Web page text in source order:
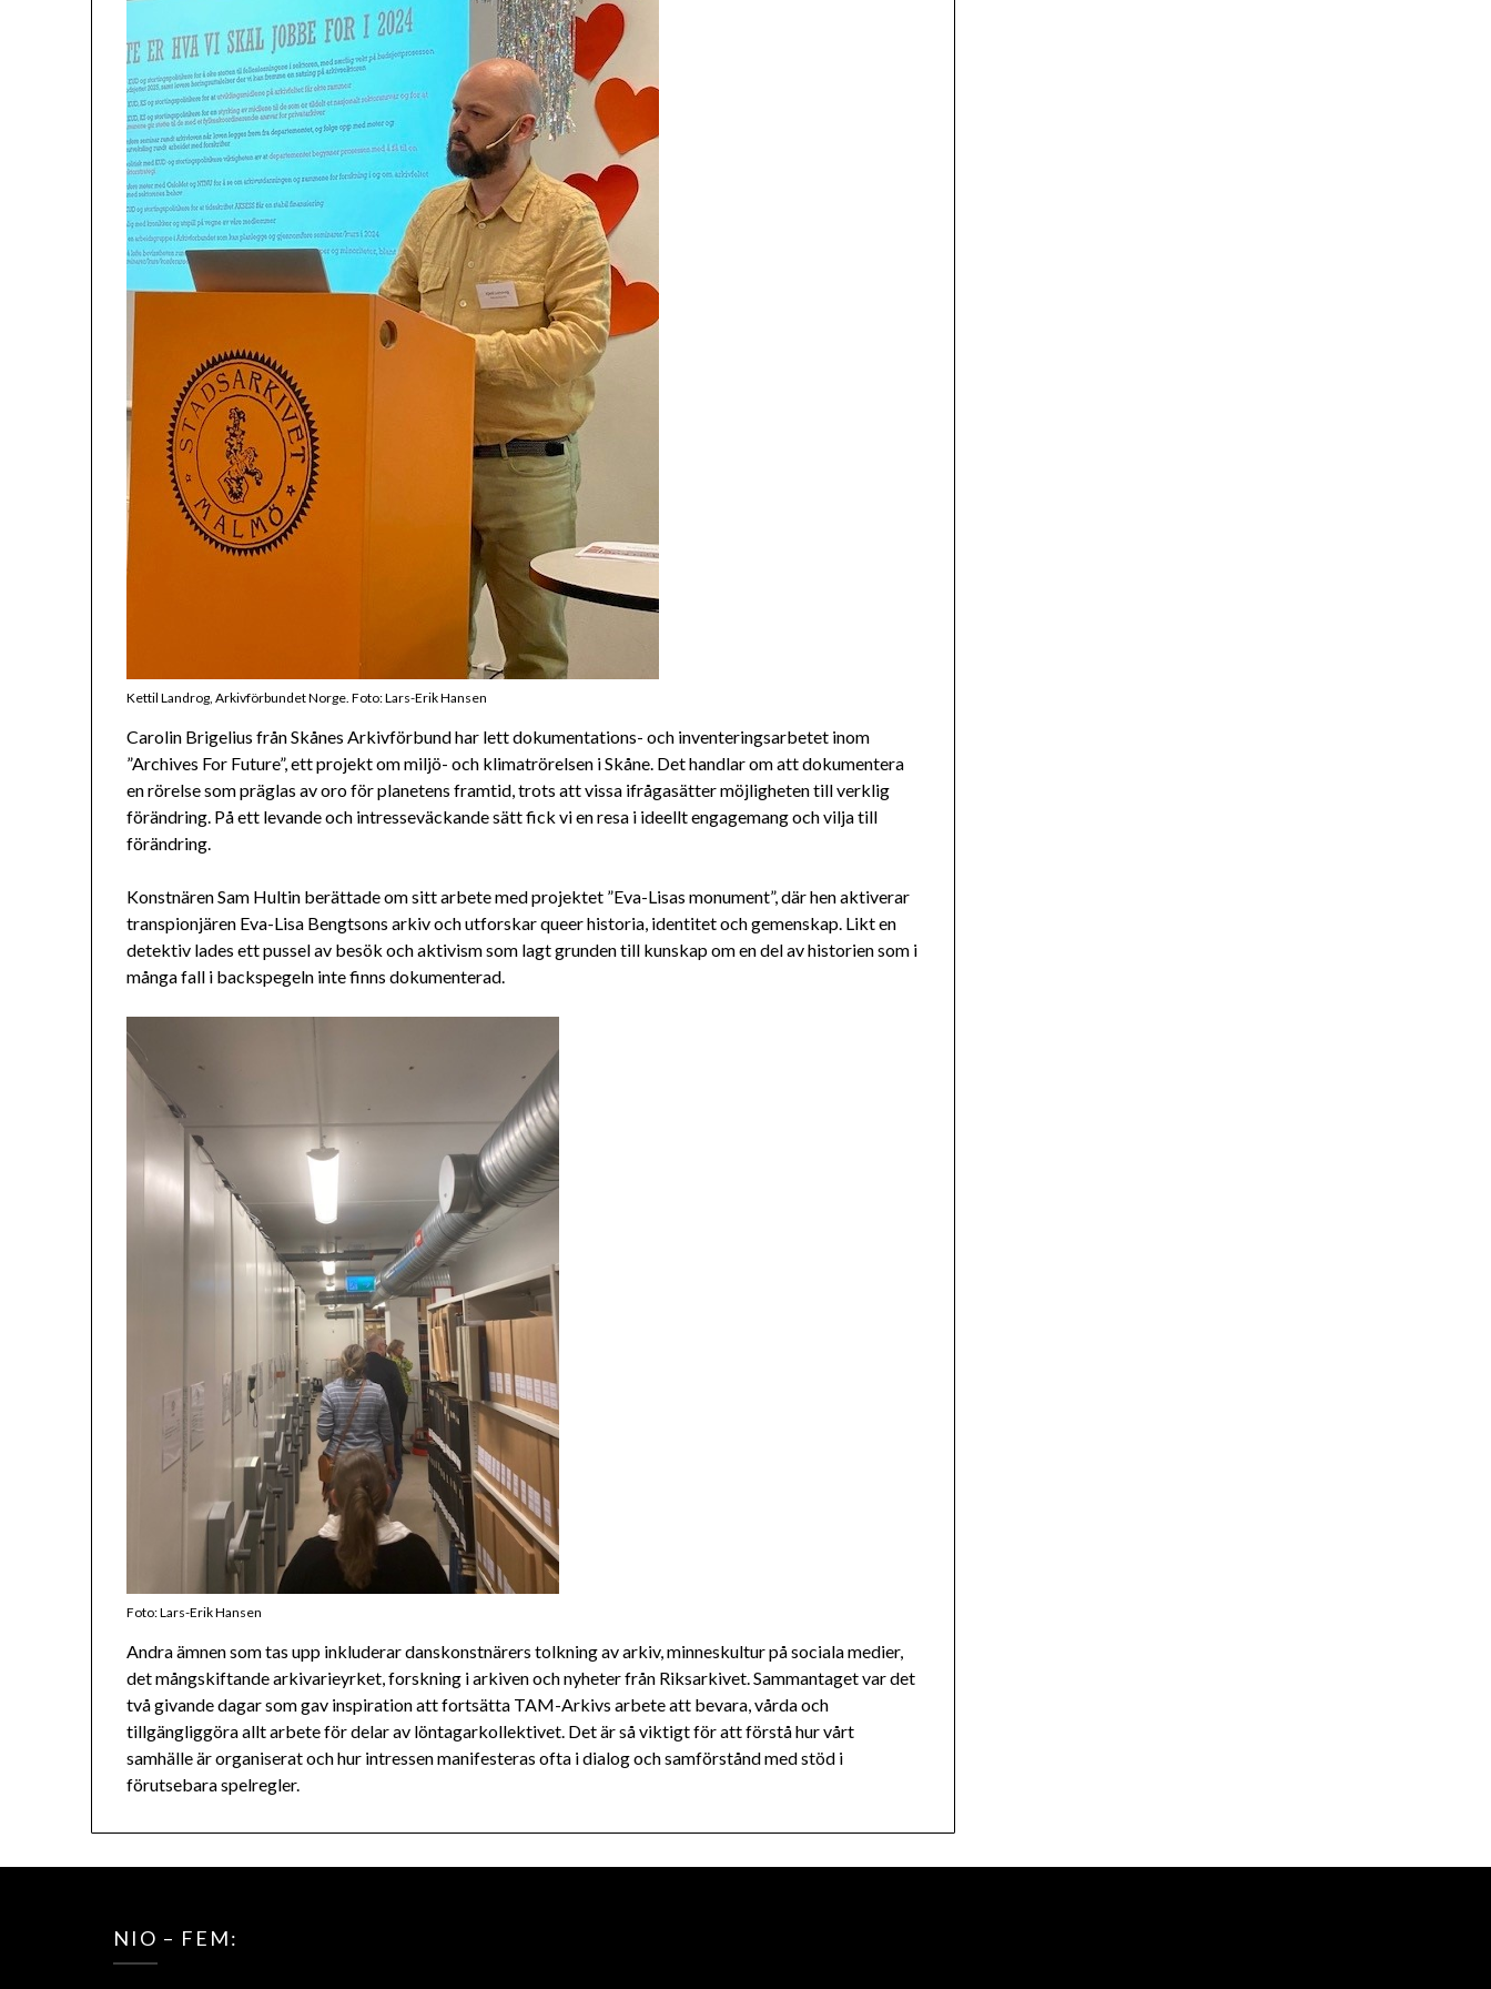
Kettil Landrog, Arkivförbundet Norge. Foto: Lars-Erik Hansen
Carolin Brigelius från Skånes Arkivförbund har lett dokumentations- och inventeringsarbetet inom
”Archives For Future”, ett projekt om miljö- och klimatrörelsen i Skåne. Det handlar om att dokumentera
en rörelse som präglas av oro för planetens framtid, trots att vissa ifrågasätter möjligheten till verklig
förändring. På ett levande och intresseväckande sätt fick vi en resa i ideellt engagemang och vilja till
förändring.
Konstnären Sam Hultin berättade om sitt arbete med projektet ”Eva-Lisas monument”, där hen aktiverar
transpionjären Eva-Lisa Bengtsons arkiv och utforskar queer historia, identitet och gemenskap. Likt en
detektiv lades ett pussel av besök och aktivism som lagt grunden till kunskap om en del av historien som i
många fall i backspegeln inte finns dokumenterad.
Foto: Lars-Erik Hansen
Andra ämnen som tas upp inkluderar danskonstnärers tolkning av arkiv, minneskultur på sociala medier,
det mångskiftande arkivarieyrket, forskning i arkiven och nyheter från Riksarkivet. Sammantaget var det
två givande dagar som gav inspiration att fortsätta TAM-Arkivs arbete att bevara, vårda och
tillgängliggöra allt arbete för delar av löntagarkollektivet. Det är så viktigt för att förstå hur vårt
samhälle är organiserat och hur intressen manifesteras ofta i dialog och samförstånd med stöd i
förutsebara spelregler.
NIO – FEM: